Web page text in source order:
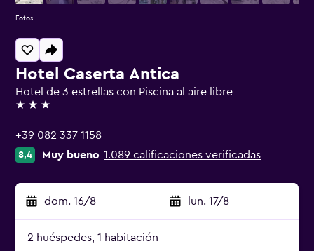
Hotel Caserta Antica
Hotel de 3 estrellas con Piscina al aire libre
3 estrellas
+39 082 337 1158
8,4 Muy bueno 1.089 calificaciones verificadas
dom. 16/8 - lun. 17/8
2 huéspedes, 1 habitación
Fotos